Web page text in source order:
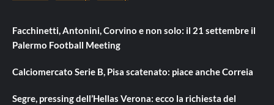
Facchinetti, Antonini, Corvino e non solo: il 21 settembre il
Palermo Football Meeting
Calciomercato Serie B, Pisa scatenato: piace anche Correia
Segre, pressing dell’Hellas Verona: ecco la richiesta del